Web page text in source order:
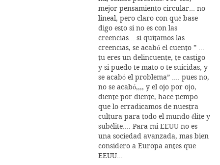
mejor pensamiento circular… no
lineal, pero claro con qué base
digo esto si no es con las
creencias… si quitamos las
creencias, se acabó el cuento ” …
tu eres un delincuente, te castigo
y si puedo te mato o te suicidas, y
se acabó el problema” …. pues no,
no se acabó,,,, y el ojo por ojo,
diente por diente, hace tiempo
que lo erradicamos de nuestra
cultura para todo el mundo élite y
subélite…. Para mi EEUU no es
una sociedad avanzada, mas bien
considero a Europa antes que
EEUU…